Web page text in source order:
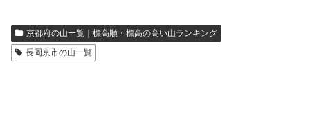
京都府の山一覧｜標高順・標高の高い山ランキング
長岡京市の山一覧